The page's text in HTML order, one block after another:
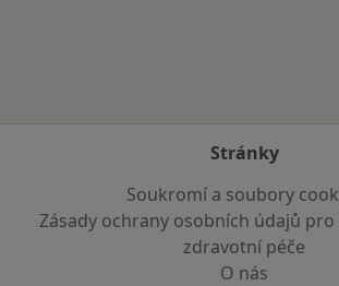
Stránky
Soukromí a soubory
Zásady ochrany osobních údajů
zdravotní péče
O nás